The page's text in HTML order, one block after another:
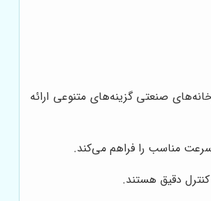
صنعتی گزینه‌های متنوعی ارائه
مناسب را فراهم می‌کند.
دقیق هستند.